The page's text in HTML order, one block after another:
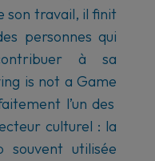
son travail, il finit
personnes qui
à sa
is not a Game
l’un des
culturel : la
souvent utilisée